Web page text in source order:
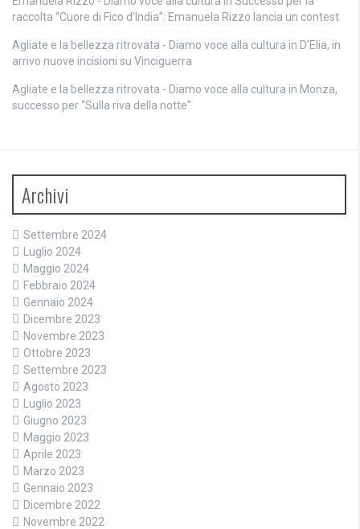
raccolta “Cuore di Fico d’India”: Emanuela Rizzo lancia un contest
Agliate e la bellezza ritrovata - Diamo voce alla cultura in D’Elia, in
arrivo nuove incisioni su Vinciguerra
Agliate e la bellezza ritrovata - Diamo voce alla cultura in Monza,
successo per “Sulla riva della notte”
Archivi
Settembre 2024
Luglio 2024
Maggio 2024
Febbraio 2024
Gennaio 2024
Dicembre 2023
Novembre 2023
Ottobre 2023
Settembre 2023
Agosto 2023
Luglio 2023
Giugno 2023
Maggio 2023
Aprile 2023
Marzo 2023
Gennaio 2023
Dicembre 2022
Novembre 2022